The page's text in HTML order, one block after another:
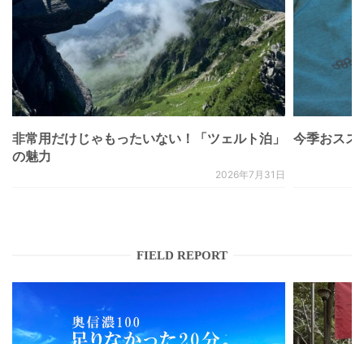
非常用だけじゃもったいない！「ツェルト泊」
の魅力
2026年7月31日
今季おスス
FIELD REPORT